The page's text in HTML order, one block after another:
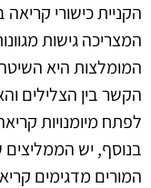
הקניית כישורי
המצריכה גישות
המומלצות היא
הקשר בין הצלילים
לפתח מיומנויות
בנוסף, יש
המורים מדגימים